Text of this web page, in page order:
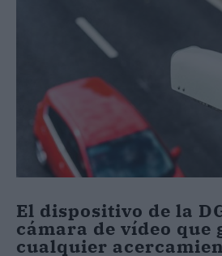
El dispositivo de la
cámara de vídeo que
cualquier